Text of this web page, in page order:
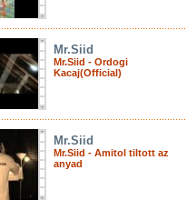
Mr.Siid
Mr.Siid - Ordogi
Kacaj(Official)
Mr.Siid
Mr.Siid - Amitol tiltott az
anyad